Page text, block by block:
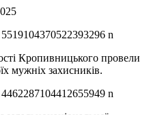
Кропивницького провели
мужніх захисників.